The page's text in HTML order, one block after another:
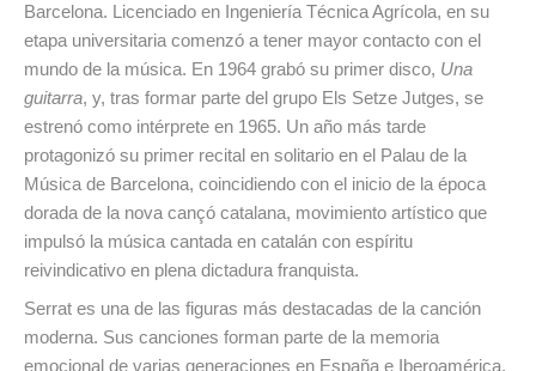
Barcelona. Licenciado en Ingeniería Técnica Agrícola, en su
etapa universitaria comenzó a tener mayor contacto con el
mundo de la música. En 1964 grabó su primer disco, Una
guitarra, y, tras formar parte del grupo Els Setze Jutges, se
estrenó como intérprete en 1965. Un año más tarde
protagonizó su primer recital en solitario en el Palau de la
Música de Barcelona, coincidiendo con el inicio de la época
dorada de la nova cançó catalana, movimiento artístico que
impulsó la música cantada en catalán con espíritu
reivindicativo en plena dictadura franquista.
Serrat es una de las figuras más destacadas de la canción
moderna. Sus canciones forman parte de la memoria
emocional de varias generaciones en España e Iberoamérica,